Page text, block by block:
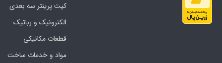
کیت پرینتر سه بعدی
الکترونیک و رباتیک
قطعات مکانیکی
مواد و خدمات ساخت